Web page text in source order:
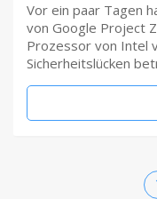
Vor ein paar Tagen
von Google Project
Prozessor von Intel
Sicherheitslücken